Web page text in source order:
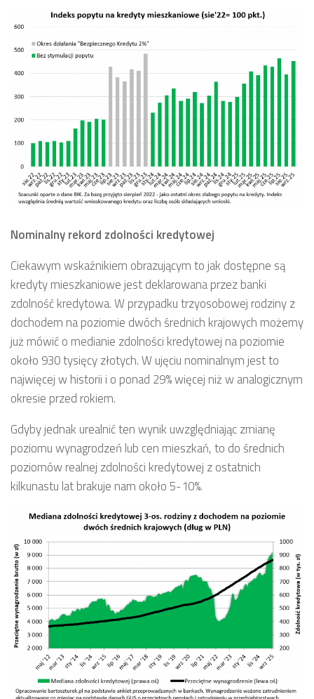
Nominalny rekord zdolności kredytowej
Ciekawym wskaźnikiem obrazującym to jak dostępne są
kredyty mieszkaniowe jest deklarowana przez banki
zdolność kredytowa. W przypadku trzyosobowej rodziny z
dochodem na poziomie dwóch średnich krajowych możemy
już mówić o medianie zdolności kredytowej na poziomie
około 930 tysięcy złotych. W ujęciu nominalnym jest to
najwięcej w historii i o ponad 29% więcej niż w analogicznym
okresie przed rokiem.
Gdyby jednak urealnić ten wynik uwzględniając zmianę
poziomu wynagrodzeń lub cen mieszkań, to do średnich
poziomów realnej zdolności kredytowej z ostatnich
kilkunastu lat brakuje nam około 5-10%.